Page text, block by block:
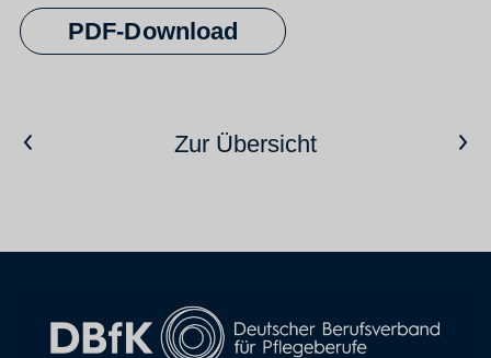
PDF-Download
Vorheriger ArtikelZur ÜbersichtNächster Artikel